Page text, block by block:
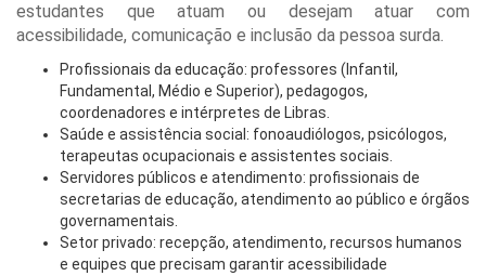
estudantes que atuam ou desejam atuar com
acessibilidade, comunicação e inclusão da pessoa surda.
Profissionais da educação: professores (Infantil,
Fundamental, Médio e Superior), pedagogos,
coordenadores e intérpretes de Libras.
Saúde e assistência social: fonoaudiólogos, psicólogos,
terapeutas ocupacionais e assistentes sociais.
Servidores públicos e atendimento: profissionais de
secretarias de educação, atendimento ao público e órgãos
governamentais.
Setor privado: recepção, atendimento, recursos humanos
e equipes que precisam garantir acessibilidade